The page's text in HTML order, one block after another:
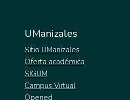
UManizales
Sitio UManizales
Oferta académica
SIGUM
Campus Virtual
Opened